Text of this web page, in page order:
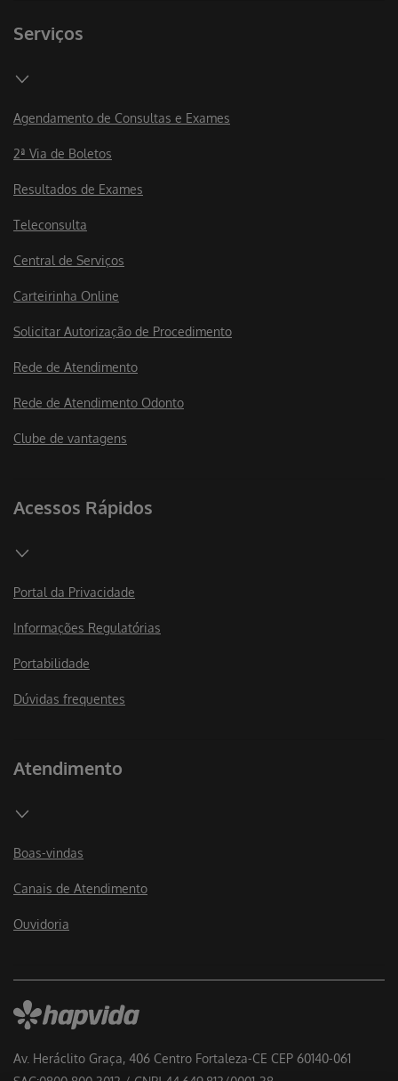
Av. Heráclito Graça, 406 Centro Fortaleza-CE CEP 60140-061
Serviços
Agendamento de Consultas e Exames
2ª Via de Boletos
Resultados de Exames
Teleconsulta
Central de Serviços
Carteirinha Online
Solicitar Autorização de Procedimento
Rede de Atendimento
Rede de Atendimento Odonto
Clube de vantagens
Acessos Rápidos
Portal da Privacidade
Informações Regulatórias
Portabilidade
Dúvidas frequentes
Atendimento
Boas-vindas
Canais de Atendimento
Ouvidoria